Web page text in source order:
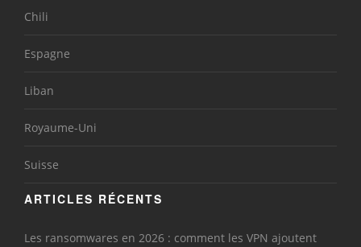
Chili
Espagne
Liban
Royaume-Uni
Suisse
ARTICLES RÉCENTS
Les ransomwares en 2026 : comment les VPN ajoutent